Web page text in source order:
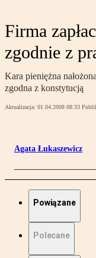
Firma
zgodnie z
Kara pieniężna
zgodna z konstytucją
Aktualizacja: 01.04.2008 08:33
Agata Łukaszewicz
Powiązane
Polecane